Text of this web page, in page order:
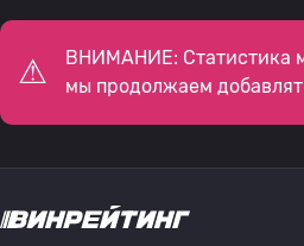
ВНИМАНИЕ: Статистика
мы продолжаем